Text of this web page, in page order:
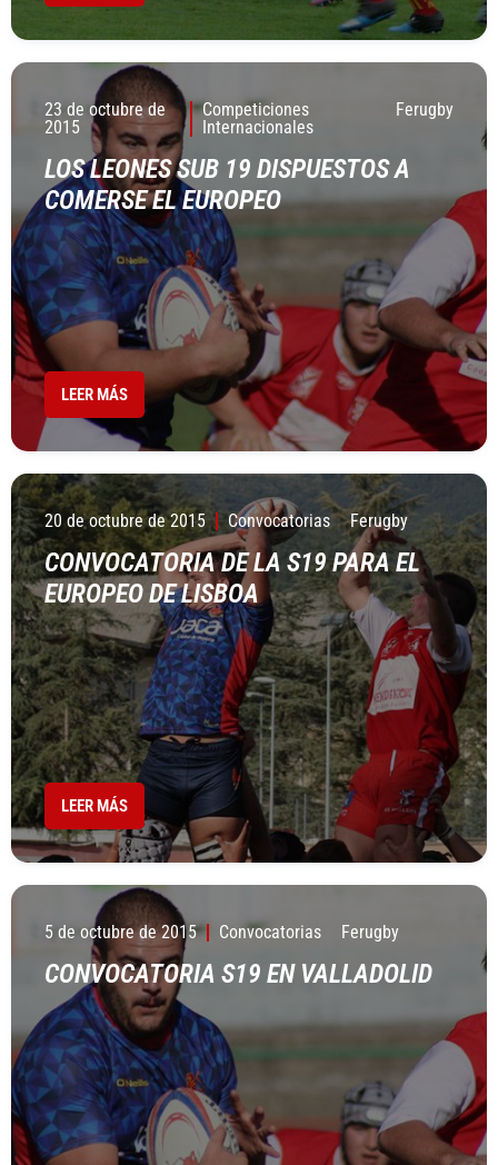
23 de octubre de
2015
Competiciones
Internacionales
Ferugby
LOS LEONES SUB 19 DISPUESTOS A
COMERSE EL EUROPEO
LEER MÁS
20 de octubre de 2015 Convocatorias Ferugby
CONVOCATORIA DE LA S19 PARA EL
EUROPEO DE LISBOA
LEER MÁS
5 de octubre de 2015 Convocatorias Ferugby
CONVOCATORIA S19 EN VALLADOLID